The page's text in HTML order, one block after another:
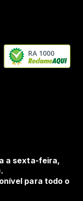
RA 1000
a sexta-feira,
para todo o